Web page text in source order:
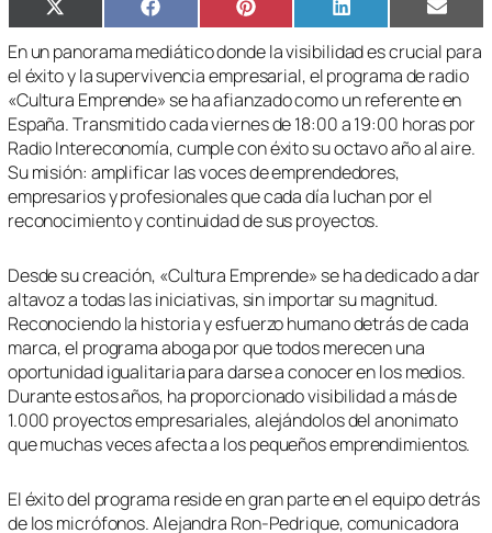
Compartir
en
X
(Twitter)
Compartir
en
Facebook Compartir
en
Pinterest Compartir
en
LinkedIn
en
Email
En un panorama mediático donde la visibilidad es crucial para
el éxito y la supervivencia empresarial, el programa de radio
«Cultura Emprende» se ha afianzado como un referente en
España. Transmitido cada viernes de 18:00 a 19:00 horas por
Radio Intereconomía, cumple con éxito su octavo año al aire.
Su misión: amplificar las voces de emprendedores,
empresarios y profesionales que cada día luchan por el
reconocimiento y continuidad de sus proyectos.
Desde su creación, «Cultura Emprende» se ha dedicado a dar
altavoz a todas las iniciativas, sin importar su magnitud.
Reconociendo la historia y esfuerzo humano detrás de cada
marca, el programa aboga por que todos merecen una
oportunidad igualitaria para darse a conocer en los medios.
Durante estos años, ha proporcionado visibilidad a más de
1.000 proyectos empresariales, alejándolos del anonimato
que muchas veces afecta a los pequeños emprendimientos.
El éxito del programa reside en gran parte en el equipo detrás
de los micrófonos. Alejandra Ron-Pedrique, comunicadora